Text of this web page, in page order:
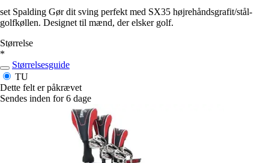
set Spalding Gør dit sving perfekt med SX35 højrehåndsgrafit/stål-
golfkøllen. Designet til mænd, der elsker golf.
Størrelse
*
Størrelsesguide
TU
Dette felt er påkrævet
Sendes inden for 6 dage